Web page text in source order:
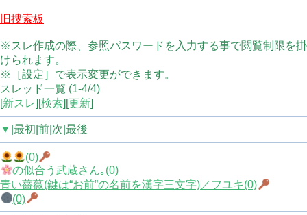
旧捜索板
※スレ作成の際、参照パスワードを入力する事で閲覧制限を掛
けられます。
※［設定］で表示変更ができます。
スレッド一覧 (1-4/4)
[新スレ][検索][更新]
▼ |最初|前|次|最後
(0)
の似合う武蔵さん｡(0)
青い薔薇(鍵は“お前”の名前を漢字三文字)／フユキ(0)
(0)